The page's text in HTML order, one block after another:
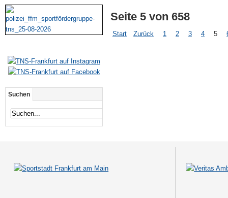
Suchen
Seite 5 von 658
Start Zurück 1 2 3 4 5